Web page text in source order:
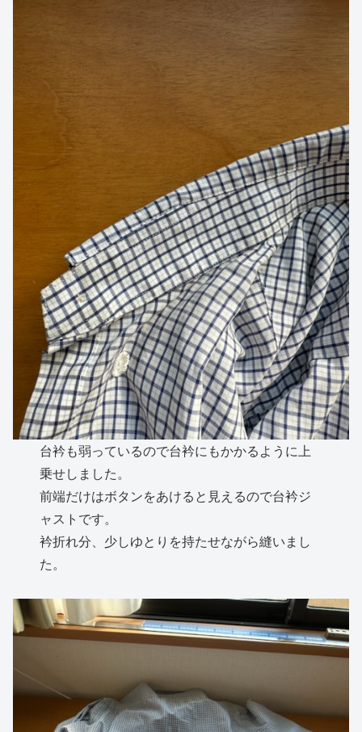
台衿も弱っているので台衿にもかかるように上
乗せしました。
前端だけはボタンをあけると見えるので台衿ジ
ャストです。
衿折れ分、少しゆとりを持たせながら縫いまし
た。